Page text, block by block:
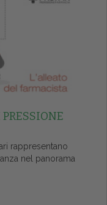
rappresentano
nel panorama